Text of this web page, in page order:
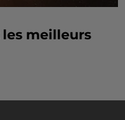
les meilleurs